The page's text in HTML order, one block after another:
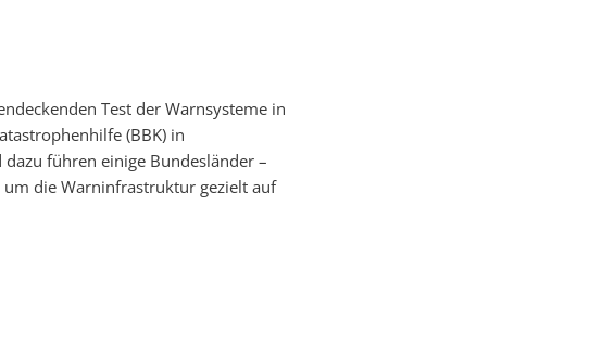
Test der Warnsysteme in
(BBK) in
führen einige Bundesländer –
die Warninfrastruktur gezielt auf